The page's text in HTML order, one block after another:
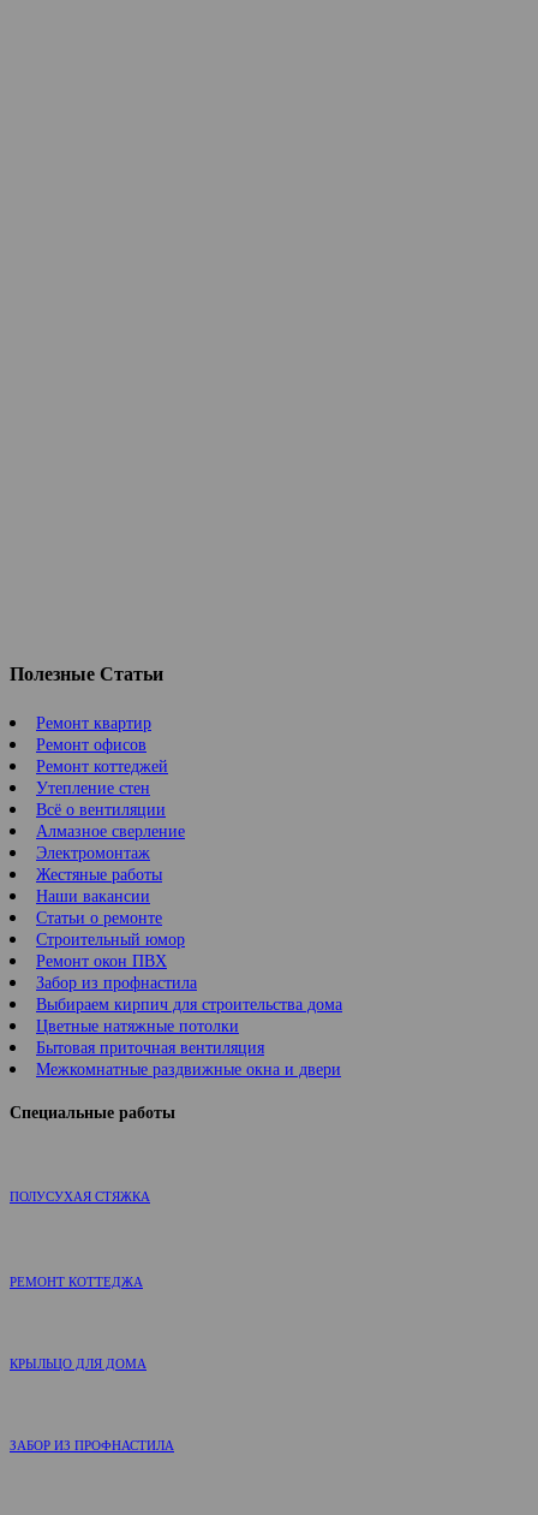
Полезные Статьи
Ремонт квартир
Ремонт офисов
Ремонт коттеджей
Утепление стен
Всё о вентиляции
Алмазное сверление
Электромонтаж
Жестяные работы
Наши вакансии
Статьи о ремонте
Строительный юмор
Ремонт окон ПВХ
Забор из профнастила
Выбираем кирпич для строительства дома
Цветные натяжные потолки
Бытовая приточная вентиляция
Межкомнатные раздвижные окна и двери
Специальные работы
ПОЛУСУХАЯ СТЯЖКА
РЕМОНТ КОТТЕДЖА
КРЫЛЬЦО ДЛЯ ДОМА
ЗАБОР ИЗ ПРОФНАСТИЛА